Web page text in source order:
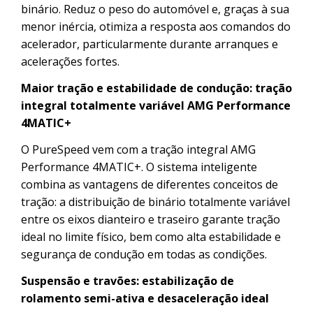
binário. Reduz o peso do automóvel e, graças à sua
menor inércia, otimiza a resposta aos comandos do
acelerador, particularmente durante arranques e
acelerações fortes.
Maior tração e estabilidade de condução: tração
integral totalmente variável AMG Performance
4MATIC+
O PureSpeed vem com a tração integral AMG
Performance 4MATIC+. O sistema inteligente
combina as vantagens de diferentes conceitos de
tração: a distribuição de binário totalmente variável
entre os eixos dianteiro e traseiro garante tração
ideal no limite físico, bem como alta estabilidade e
segurança de condução em todas as condições.
Suspensão e travões: estabilização de
rolamento semi-ativa e desaceleração ideal